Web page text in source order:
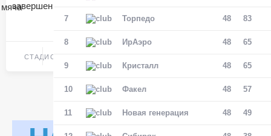
завершен
СТАДИОН
Сыктывкар
Тюмень 1
Матч-центр
03 Июня 2026 , 17:00 (МСК)
7 Торпедо 48 83
8 ИрАэро 48 65
9 Кристалл 48 65
10 Факел 48 57
11 Новая генерация 48 49